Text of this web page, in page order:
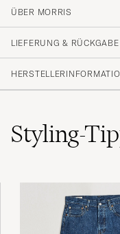
Fin kvalitet, bra
EMMA A
ÜBER MORRIS
LIEFERUNG & RÜCKGABE
Styling-